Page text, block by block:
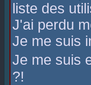
liste des
J'ai perdu
Je me suis
Je me suis
?!